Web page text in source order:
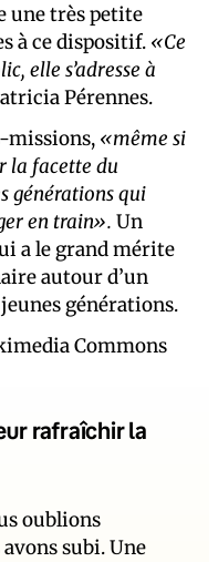
une très petite
à ce dispositif. «Ce
elle s’adresse à
Pérennes.
missions, «même si
la facette du
générations qui
en train». Un
a le grand mérite
autour d’un
générations.
Commons
rafraîchir la
oublions
subi. Une